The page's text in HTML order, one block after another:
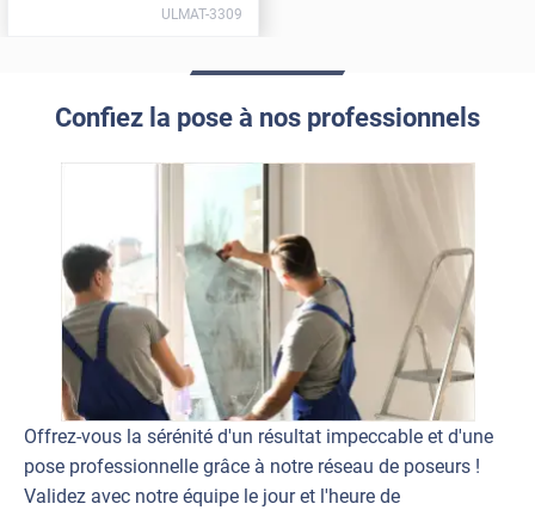
ULMAT-3309
Confiez la pose à nos professionnels
Offrez-vous la sérénité d'un résultat impeccable et d'une
pose professionnelle grâce à notre réseau de poseurs !
Validez avec notre équipe le jour et l'heure de